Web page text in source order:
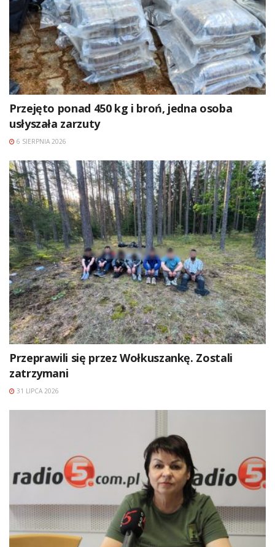
Przejęto ponad 450 kg i broń, jedna osoba
usłyszała zarzuty
6 SIERPNIA 2026
Przeprawili się przez Wołkuszankę. Zostali
zatrzymani
31 LIPCA 2026